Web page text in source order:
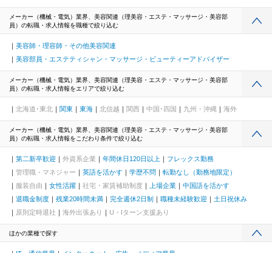
メーカー（機械・電気）業界、美容関連（理美容・エステ・マッサージ・美容部
員）の転職・求人情報を職種で絞り込む
美容師・理容師・その他美容関連
美容部員・エステティシャン・マッサージ・ビューティーアドバイザー
メーカー（機械・電気）業界、美容関連（理美容・エステ・マッサージ・美容部
員）の転職・求人情報をエリアで絞り込む
北海道･東北 関東 東海 北信越 関西 中国･四国 九州・沖縄 海外
メーカー（機械・電気）業界、美容関連（理美容・エステ・マッサージ・美容部
員）の転職・求人情報をこだわり条件で絞り込む
第二新卒歓迎 外資系企業 年間休日120日以上
フレックス勤務
管理職・マネジャー
英語を活かす 学歴不問
転勤なし（勤務地限定）
服装自由
女性活躍 社宅・家賃補助制度 上場企業
中国語を活かす
退職金制度
残業20時間未満 完全週休2日制 職種未経験歓迎
土日祝休み
原則定時退社
海外出張あり U・Iターン支援あり
ほかの業種で探す